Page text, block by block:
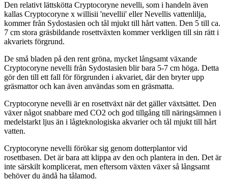
Den relativt lättskötta Cryptocoryne nevelli, som i handeln även
kallas Cryptocoryne x willisii 'nevellii' eller Nevellis vattenlilja,
kommer från Sydostasien och tål mjukt till hårt vatten. Den 5 till ca.
7 cm stora gräsbildande rosettväxten kommer verkligen till sin rätt i
akvariets förgrund.
De små bladen på den rent gröna, mycket långsamt växande
Cryptocoryne nevelli från Sydostasien blir bara 5-7 cm höga. Detta
gör den till ett fall för förgrunden i akvariet, där den bryter upp
gräsmattor och kan även användas som en gräsmatta.
Cryptocoryne nevelli är en rosettväxt när det gäller växtsättet. Den
växer något snabbare med CO2 och god tillgång till näringsämnen i
medelstarkt ljus än i lågteknologiska akvarier och tål mjukt till hårt
vatten.
Cryptocoryne nevelli förökar sig genom dotterplantor vid
rosettbasen. Det är bara att klippa av den och plantera in den. Det är
inte särskilt komplicerat, men eftersom växten växer så långsamt
behöver du ändå ha tålamod.